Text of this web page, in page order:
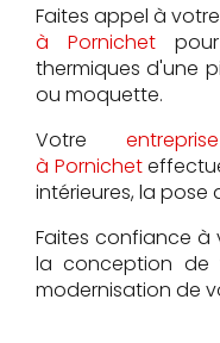
Faites appel à votre
à Pornichet
thermiques d'une
ou moquette.
Votre
à Pornichet
intérieures, la pose
Faites confiance
la conception de
modernisation de